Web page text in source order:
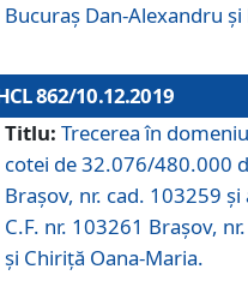
Bucuraș Dan-Alexandru
862/10.12.2019
Titlu: Trecerea în
cotei de 32.076/480.000
Brașov, nr. cad. 103259
C.F. nr. 103261 Brașov,
și Chiriță Oana-Maria.